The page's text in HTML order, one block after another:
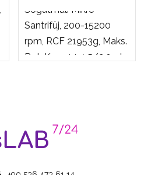
Soğutmalı Mikro
Santrifüj, 200-15200
rpm, RCF 21953g, Maks.
Rot. Kap. 44×1.5/2.0ml,